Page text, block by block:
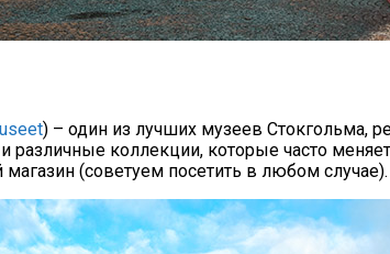
) – один из лучших музеев Стокгольма,
различные коллекции, которые часто
(советуем посетить в любом